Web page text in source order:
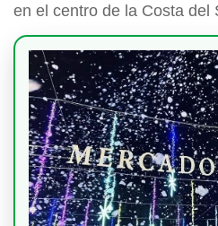
en el centro de la Costa del